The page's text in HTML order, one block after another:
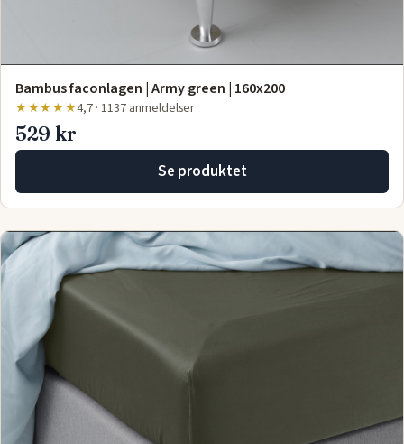
Bambus faconlagen | Army green | 160x200
★★★★★4,7 · 1137 anmeldelser
529 kr
Se produktet